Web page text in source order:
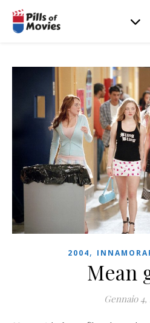
2004,
Mean
Gennaio 4,